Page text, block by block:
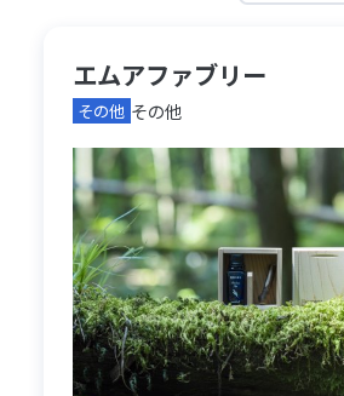
エムアファブリー
その他 その他